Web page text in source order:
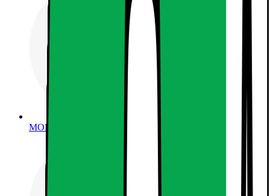
MOBILER, TABLETS & SMARTKLOCKOR